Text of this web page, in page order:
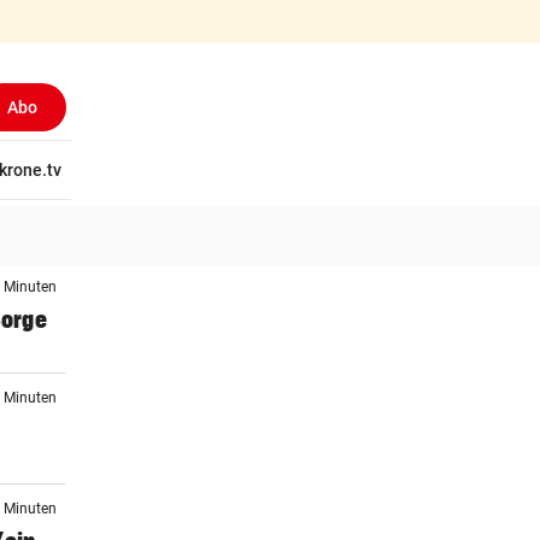
Abo
krone.tv
Minuten
Minuten
Minuten